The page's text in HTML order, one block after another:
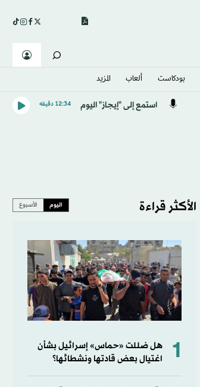
بودكاست ألعاب المزيد
استمع إلى "إيجاز" اليوم 12:34 دقيقه
الأكثر قراءة اليوم الأسبوع
1
هل ضللت «حماس» إسرائيل بشأن
اغتيال بعض قادتها ونشطائها؟